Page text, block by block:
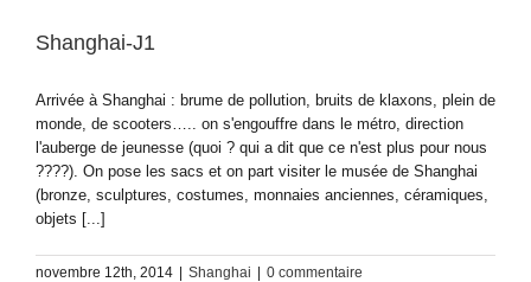
Shanghai-J1
Arrivée à Shanghai : brume de pollution, bruits de klaxons, plein de
monde, de scooters….. on s'engouffre dans le métro, direction
l'auberge de jeunesse (quoi ? qui a dit que ce n'est plus pour nous
????). On pose les sacs et on part visiter le musée de Shanghai
(bronze, sculptures, costumes, monnaies anciennes, céramiques,
objets [...]
novembre 12th, 2014 Shanghai
0 commentaire